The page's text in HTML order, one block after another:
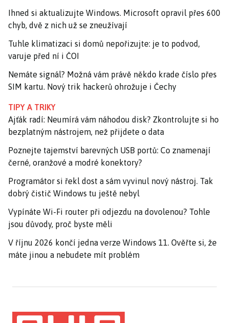
Ihned si aktualizujte Windows. Microsoft opravil přes 600
chyb, dvě z nich už se zneužívají
Tuhle klimatizaci si domů nepořizujte: je to podvod,
varuje před ní i ČOI
Nemáte signál? Možná vám právě někdo krade číslo přes
SIM kartu. Nový trik hackerů ohrožuje i Čechy
TIPY A TRIKY
Ajťák radí: Neumírá vám náhodou disk? Zkontrolujte si ho
bezplatným nástrojem, než přijdete o data
Poznejte tajemství barevných USB portů: Co znamenají
černé, oranžové a modré konektory?
Programátor si řekl dost a sám vyvinul nový nástroj. Tak
dobrý čistič Windows tu ještě nebyl
Vypínáte Wi-Fi router při odjezdu na dovolenou? Tohle
jsou důvody, proč byste měli
V říjnu 2026 končí jedna verze Windows 11. Ověřte si, že
máte jinou a nebudete mít problém